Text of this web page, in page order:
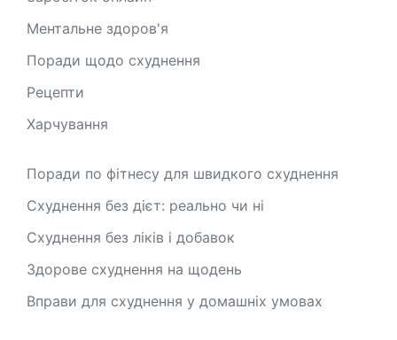
Ментальне здоров'я
Поради щодо схуднення
Рецепти
Харчування
Поради по фітнесу для швидкого схуднення
Схуднення без дієт: реально чи ні
Схуднення без ліків і добавок
Здорове схуднення на щодень
Вправи для схуднення у домашніх умовах